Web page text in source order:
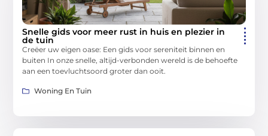
Snelle gids voor meer rust in huis en plezier in
de tuin
Creëer uw eigen oase: Een gids voor sereniteit binnen en
buiten In onze snelle, altijd-verbonden wereld is de behoefte
aan een toevluchtsoord groter dan ooit.
Woning En Tuin